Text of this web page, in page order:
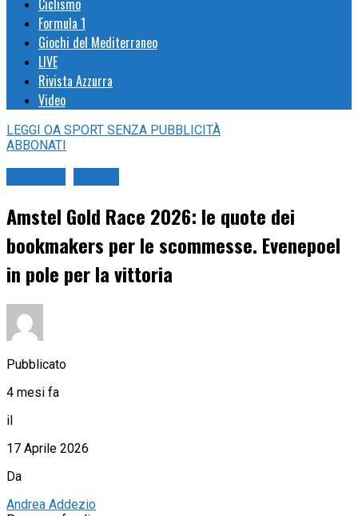
Ciclismo
Formula 1
Giochi del Mediterraneo
LIVE
Rivista Azzurra
Video
LEGGI OA SPORT SENZA PUBBLICITÀ
ABBONATI
Amstel Gold Race 2026: le quote dei
bookmakers per le scommesse. Evenepoel
in pole per la vittoria
Pubblicato
4 mesi fa
il
17 Aprile 2026
Da
Andrea Addezio